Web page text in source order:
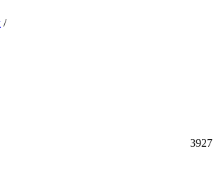
/
3927